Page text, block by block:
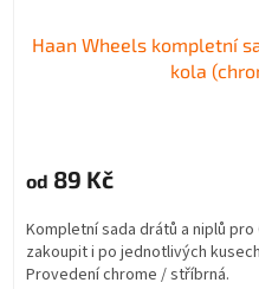
Haan Wheels kompletní
kola
od 89 Kč
Kompletní sada drátů a niplů pro
zakoupit i po jednotlivých
Provedení chrome / stříbrná.